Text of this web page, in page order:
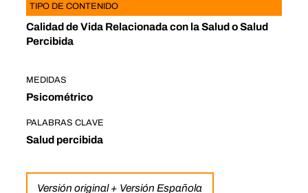
TIPO DE CONTENIDO
Calidad de Vida Relacionada con la Salud o Salud
Percibida
MEDIDAS
Psicométrico
PALABRAS CLAVE
Salud percibida
Versión original + Versión Española